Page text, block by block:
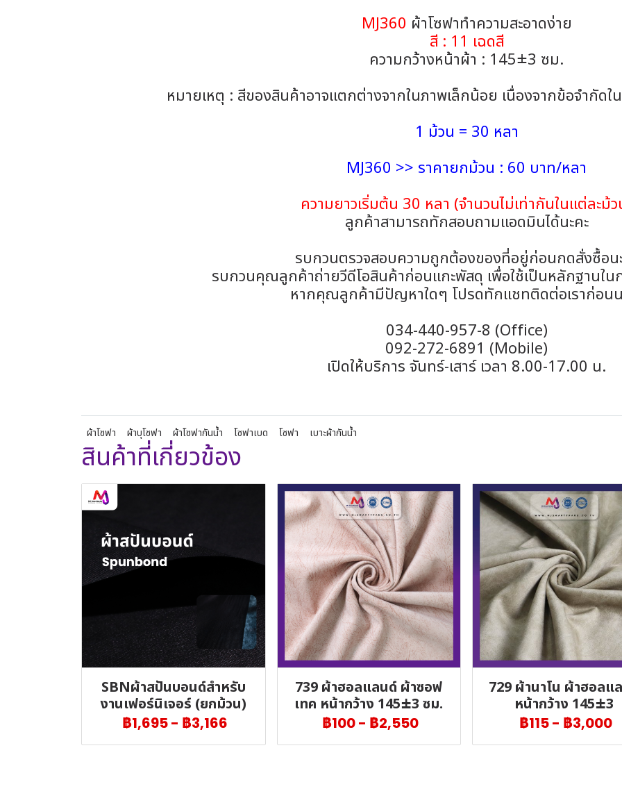
MJ360 ผ้าโซฟาทำความสะอาดง่าย
สี : 11 เฉดสี
ความกว้างหน้าผ้า : 145±3 ซม.
หมายเหตุ : สีของสินค้าอาจแตกต่างจากในภาพเล็กน้อย เนื่องจากข้อจำกัด
1 ม้วน = 30 หลา
MJ360 >> ราคายกม้วน : 60 บาท/หลา
ความยาวเริ่มต้น 30 หลา (จำนวนไม่เท่ากันในแต่ละม้
ลูกค้าสามารถทักสอบถามแอดมินได้นะคะ
รบกวนตรวจสอบความถูกต้องของที่อยู่ก่อนกดสั่งซื้อน
รบกวนคุณลูกค้าถ่ายวีดีโอสินค้าก่อนแกะพัสดุ เพื่อใช้เป็นหลักฐานใน
หากคุณลูกค้ามีปัญหาใดๆ โปรดทักแชทติดต่อเราก่อนน
034-440-957-8 (Office)
092-272-6891 (Mobile)
เปิดให้บริการ จันทร์-เสาร์ เวลา 8.00-17.00 น.
ผ้าโซฟา ผ้าบุโซฟา ผ้าโซฟากันน้ำ โซฟาเบด โซฟา เบาะผ้ากันน้ำ
สินค้าที่เกี่ยวข้อง
SBNผ้าสปันบอนด์สำหรับ
งานเฟอร์นิเจอร์ (ยกม้วน)
฿1,695- ฿3,166
739 ผ้าฮอลแลนด์ ผ้าซอฟ
เทค หน้ากว้าง 145±3 ซม.
฿100- ฿2,550
729 ผ้านาโน ผ้าฮอลแ
หน้ากว้าง 145±3
฿115- ฿3,000